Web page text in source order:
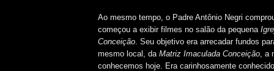
Ao mesmo tempo, o Padre Antônio Negri
começou a exibir filmes no salão da pequena
Conceição . Seu objetivo era arrecadar fundos
mesmo local, da Matriz Imaculada Conceição ,
conhecemos hoje. Era carinhosamente